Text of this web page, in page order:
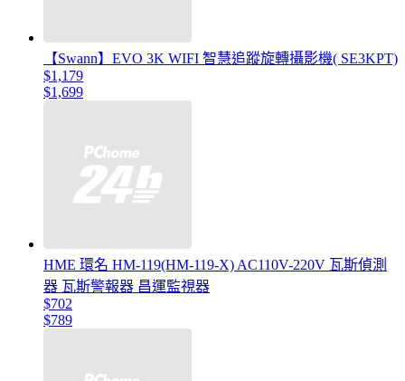
【Swann】EVO 3K WIFI 智慧追蹤旋轉攝影機( SE3KPT)
$1,179
$1,699
HME 環名 HM-119(HM-119-X) AC110V-220V 瓦斯偵測
器 瓦斯警報器 昌運監視器
$702
$789